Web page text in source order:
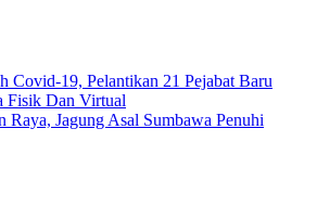
Covid-19, Pelantikan 21 Pejabat Baru
Fisik Dan Virtual
Raya, Jagung Asal Sumbawa Penuhi